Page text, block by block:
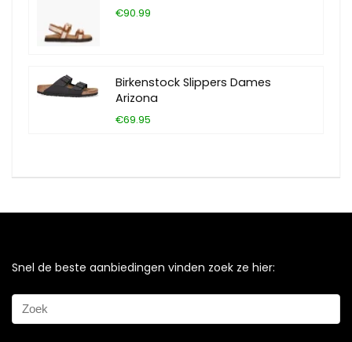
€90.99
Birkenstock Slippers Dames
Arizona
€69.95
Snel de beste aanbiedingen vinden zoek ze hier: